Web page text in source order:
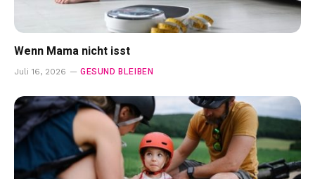
Wenn Mama nicht isst
Juli 16, 2026 GESUND BLEIBEN